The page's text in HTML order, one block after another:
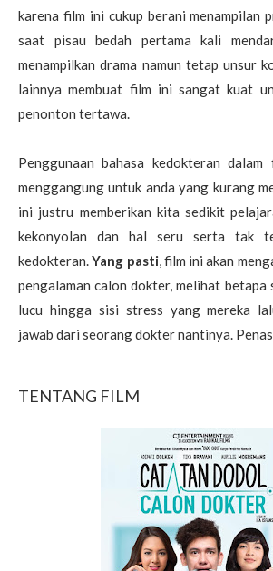
karena film ini cukup berani menampilan
saat pisau bedah pertama kali
menampilkan drama namun tetap unsur
lainnya membuat film ini sangat kuat
penonton tertawa.
Penggunaan bahasa kedokteran
menggangung untuk anda yang kurang
ini justru memberikan kita sedikit
kekonyolan dan hal seru serta tak
kedokteran.Yang pasti, film ini akan
pengalaman calon dokter, melihat betapa
lucu hingga sisi stress yang mereka
jawab dari seorang dokter nantinya.
TENTANG FILM